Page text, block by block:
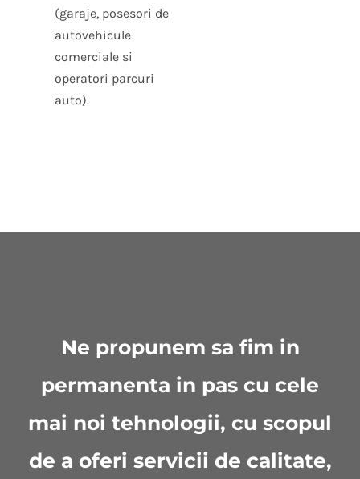
(garaje, posesori de
autovehicule
comerciale si
operatori parcuri
auto).
Ne propunem sa fim in
permanenta in pas cu cele
mai noi tehnologii, cu scopul
de a oferi servicii de calitate,